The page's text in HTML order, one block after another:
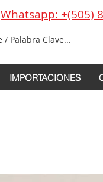
Whatsapp: +(505)
IMPORTACIONES